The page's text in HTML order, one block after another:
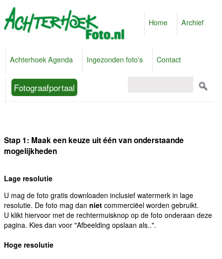
Home Archief
Achterhoek Agenda Ingezonden foto's Contact
Fotograafportaal
Stap 1: Maak een keuze uit één van onderstaande
mogelijkheden
Lage resolutie
U mag de foto gratis downloaden inclusief watermerk in lage
resolutie. De foto mag dan niet commerciëel worden gebruikt.
U klikt hiervoor met de rechtermuisknop op de foto onderaan deze
pagina. Kies dan voor "Afbeelding opslaan als..".
Hoge resolutie